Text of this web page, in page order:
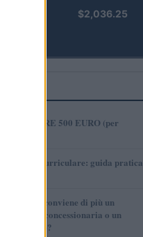
$2,036.25
INVESTIRE 500 EURO (per
extra-curriculare: guida pratica
auto usate conviene di più un
in concessionaria o un
personale?